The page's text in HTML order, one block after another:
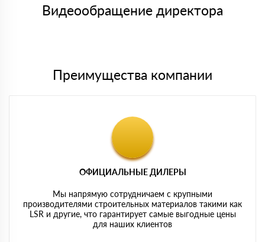
либо Вы забираете товар со склада самовывоза.
Видеообращение директора
Преимущества компании
ОФИЦИАЛЬНЫЕ ДИЛЕРЫ
Мы напрямую сотрудничаем с крупными
производителями строительных материалов такими как
LSR и другие, что гарантирует самые выгодные цены
для наших клиентов